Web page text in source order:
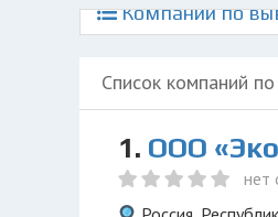
Компании по
Список компаний
1. ООО
нет